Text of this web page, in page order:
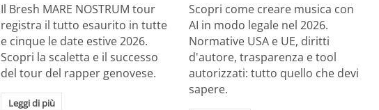
Il Bresh MARE NOSTRUM tour
registra il tutto esaurito in tutte
e cinque le date estive 2026.
Scopri la scaletta e il successo
del tour del rapper genovese.
Leggi di più
Scopri come creare musica con
AI in modo legale nel 2026.
Normative USA e UE, diritti
d'autore, trasparenza e tool
autorizzati: tutto quello che devi
sapere.